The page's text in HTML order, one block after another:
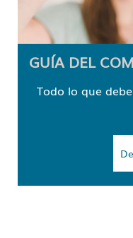
GUÍA DEL
Todo lo que